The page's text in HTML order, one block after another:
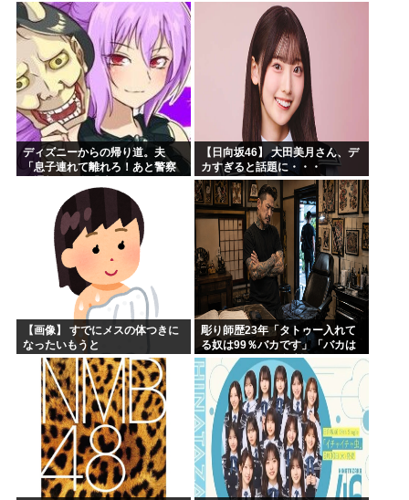
【全国ツアー2026 What’s
lonesome?】
ディズニーからの帰り道。夫
「息子連れて離れろ！あと警察
「どうしました！？」→トンデ
モナイことに…
【日向坂46】 大田美月さん、デ
カすぎると話題に・・・
【画像】 すでにメスの体つきに
なったいもうと
彫り師歴23年「タトゥー入れて
る奴は99％バカです」「バカは
5000円が好き」無断キャンセ
ル、挨拶できない、金がない…
客層をぶっちゃけ